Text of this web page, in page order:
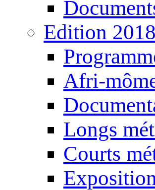
Edition 2018
Afri-
Longs
Courts